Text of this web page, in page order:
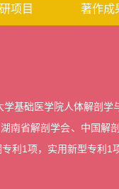
项目 著作成
基础医学院人体解剖
南省解剖学会、中国
利1项，实用新型专利